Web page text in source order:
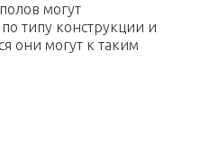
могут
типу конструкции и
они могут к таким